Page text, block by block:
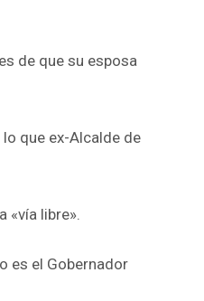
de que su esposa
que ex-Alcalde de
«vía libre».
es el Gobernador